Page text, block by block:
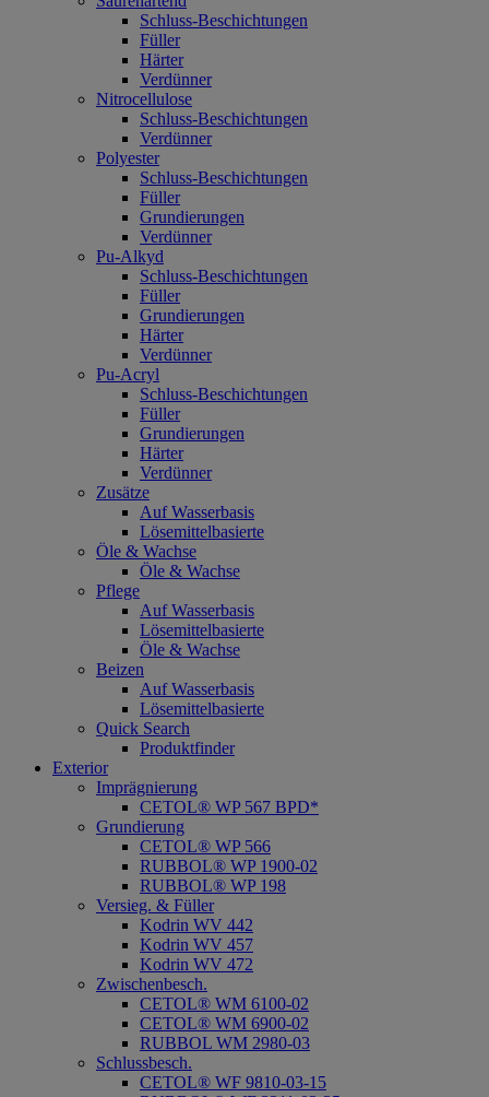
Schluss-Beschichtungen
Füller
Härter
Verdünner
Nitrocellulose
Schluss-Beschichtungen
Verdünner
Polyester
Schluss-Beschichtungen
Füller
Grundierungen
Verdünner
Pu-Alkyd
Schluss-Beschichtungen
Füller
Grundierungen
Härter
Verdünner
Pu-Acryl
Schluss-Beschichtungen
Füller
Grundierungen
Härter
Verdünner
Zusätze
Auf Wasserbasis
Lösemittelbasierte
Öle & Wachse
Öle & Wachse
Pflege
Auf Wasserbasis
Lösemittelbasierte
Öle & Wachse
Beizen
Auf Wasserbasis
Lösemittelbasierte
Quick Search
Produktfinder
Exterior
Imprägnierung
CETOL® WP 567 BPD*
Grundierung
CETOL® WP 566
RUBBOL® WP 1900-02
RUBBOL® WP 198
Versieg. & Füller
Kodrin WV 442
Kodrin WV 457
Kodrin WV 472
Zwischenbesch.
CETOL® WM 6100-02
CETOL® WM 6900-02
RUBBOL WM 2980-03
Schlussbesch.
CETOL® WF 9810-03-15